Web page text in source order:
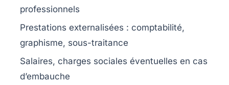
professionnels
Prestations externalisées : comptabilité,
graphisme, sous-traitance
Salaires, charges sociales éventuelles en cas
d’embauche